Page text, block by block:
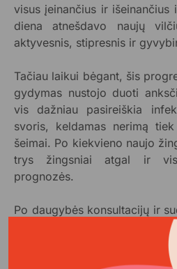
visus įeinančius ir išeinančius
diena atnešdavo naujų
aktyvesnis, stipresnis ir
Tačiau laikui bėgant, šis
gydymas nustojo duoti
vis dažniau pasireiškia
svoris, keldamas nerimą
šeimai. Po kiekvieno naujo
trys žingsniai atgal ir vis
prognozės.
Po daugybės konsultacijų ir
artimieji priėmė svarbų
mylimam sūnui ir broliui
specializuotoje